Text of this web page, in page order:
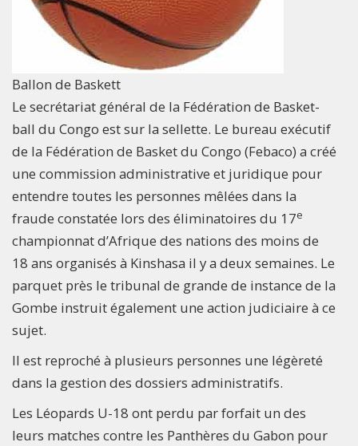
Ballon de Baskett
Le secrétariat général de la Fédération de Basket-
ball du Congo est sur la sellette. Le bureau exécutif
de la Fédération de Basket du Congo (Febaco) a créé
une commission administrative et juridique pour
entendre toutes les personnes mêlées dans la
fraude constatée lors des éliminatoires du 17e
championnat d’Afrique des nations des moins de
18 ans organisés à Kinshasa il y a deux semaines. Le
parquet près le tribunal de grande de instance de la
Gombe instruit également une action judiciaire à ce
sujet.
Il est reproché à plusieurs personnes une légèreté
dans la gestion des dossiers administratifs.
Les Léopards U-18 ont perdu par forfait un des
leurs matches contre les Panthères du Gabon pour